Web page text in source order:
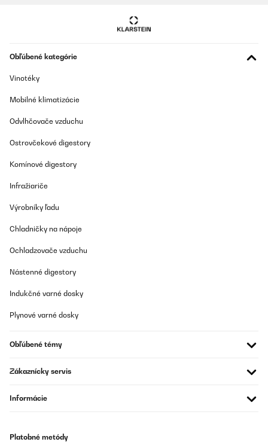
Obľúbené kategórie
Vinotéky
Mobilné klimatizácie
Odvlhčovače vzduchu
Ostrovčekové digestory
Komínové digestory
Infražiariče
Výrobníky ľadu
Chladničky na nápoje
Ochladzovače vzduchu
Nástenné digestory
Indukčné varné dosky
Plynové varné dosky
Obľúbené témy
Zákaznícky servis
Informácie
Platobné metódy